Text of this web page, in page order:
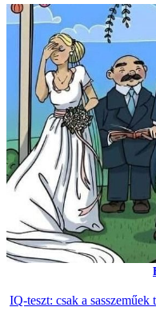
IQ-teszt: csak a